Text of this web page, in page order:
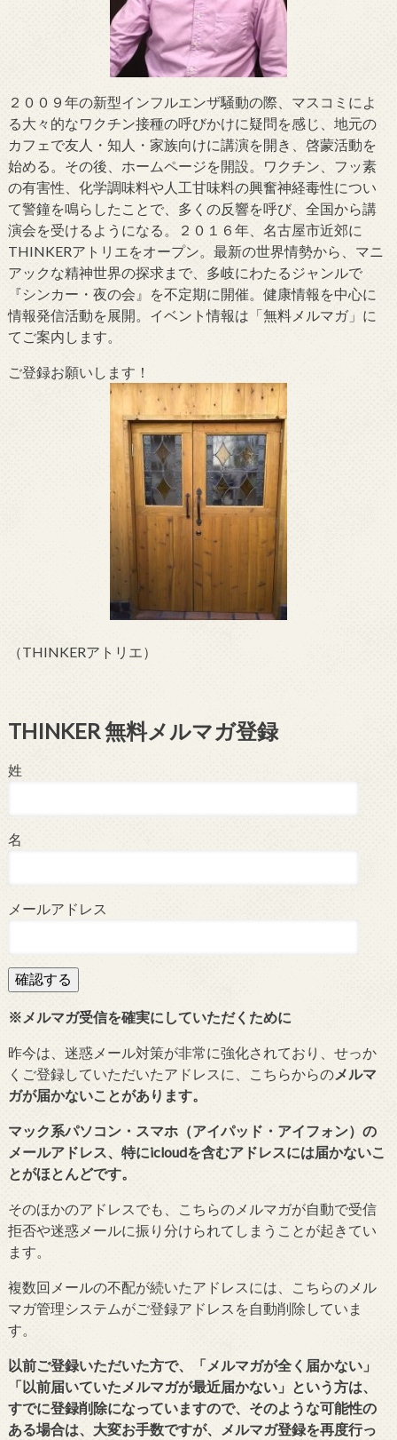
２００９年の新型インフルエンザ騒動の際、マスコミによ
る大々的なワクチン接種の呼びかけに疑問を感じ、地元の
カフェで友人・知人・家族向けに講演を開き、啓蒙活動を
始める。その後、ホームページを開設。ワクチン、フッ素
の有害性、化学調味料や人工甘味料の興奮神経毒性につい
て警鐘を鳴らしたことで、多くの反響を呼び、全国から講
演会を受けるようになる。２０１６年、名古屋市近郊に
THINKERアトリエをオープン。最新の世界情勢から、マニ
アックな精神世界の探求まで、多岐にわたるジャンルで
『シンカー・夜の会』を不定期に開催。健康情報を中心に
情報発信活動を展開。イベント情報は「無料メルマガ」に
てご案内します。
ご登録お願いします！
（THINKERアトリエ）
THINKER 無料メルマガ登録
姓
名
メールアドレス
※メルマガ受信を確実にしていただくために
昨今は、迷惑メール対策が非常に強化されており、せっか
くご登録していただいたアドレスに、こちらからのメルマ
ガが届かないことがあります。
マック系パソコン・スマホ（アイパッド・アイフォン）の
メールアドレス、特にicloudを含むアドレスには届かないこ
とがほとんどです。
そのほかのアドレスでも、こちらのメルマガが自動で受信
拒否や迷惑メールに振り分けられてしまうことが起きてい
ます。
複数回メールの不配が続いたアドレスには、こちらのメル
マガ管理システムがご登録アドレスを自動削除していま
す。
以前ご登録いただいた方で、「メルマガが全く届かない」
「以前届いていたメルマガが最近届かない」という方は、
すでに登録削除になっていますので、そのような可能性の
ある場合は、大変お手数ですが、メルマガ登録を再度行っ